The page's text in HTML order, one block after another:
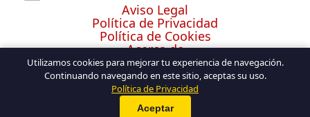
Aviso Legal
Política de Privacidad
Política de Cookies
Acerca de
Contacto
Utilizamos cookies para mejorar tu experiencia de navegación.
Continuando navegando en este sitio, aceptas su uso.
Política de Privacidad
Aceptar